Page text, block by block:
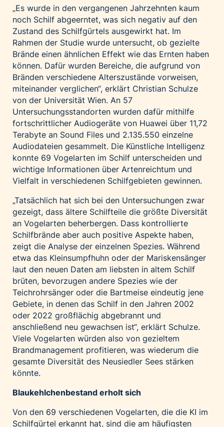
„Es wurde in den vergangenen Jahrzehnten kaum
noch Schilf abgeerntet, was sich negativ auf den
Zustand des Schilfgürtels ausgewirkt hat. Im
Rahmen der Studie wurde untersucht, ob gezielte
Brände einen ähnlichen Effekt wie das Ernten haben
können. Dafür wurden Bereiche, die aufgrund von
Bränden verschiedene Alterszustände vorweisen,
miteinander verglichen“, erklärt Christian Schulze
von der Universität Wien. An 57
Untersuchungsstandorten wurden dafür mithilfe
fortschrittlicher Audiogeräte von Huawei über 11,72
Terabyte an Sound Files und 2.135.550 einzelne
Audiodateien gesammelt. Die Künstliche Intelligenz
konnte 69 Vogelarten im Schilf unterscheiden und
wichtige Informationen über Artenreichtum und
Vielfalt in verschiedenen Schilfgebieten gewinnen.
„Tatsächlich hat sich bei den Untersuchungen zwar
gezeigt, dass ältere Schilfteile die größte Diversität
an Vogelarten beherbergen. Dass kontrollierte
Schilfbrände aber auch positive Aspekte haben,
zeigt die Analyse der einzelnen Spezies. Während
etwa das Kleinsumpfhuhn oder der Mariskensänger
laut den neuen Daten am liebsten in altem Schilf
brüten, bevorzugen andere Spezies wie der
Teichrohrsänger oder die Bartmeise eindeutig jene
Gebiete, in denen das Schilf in den Jahren 2002
oder 2022 großflächig abgebrannt und
anschließend neu gewachsen ist“, erklärt Schulze.
Viele Vogelarten würden also von gezieltem
Brandmanagement profitieren, was wiederum die
gesamte Diversität des Neusiedler Sees stärken
könnte.
Blaukehlchenbestand erholt sich
Von den 69 verschiedenen Vogelarten, die die KI im
Schilfgürtel erkannt hat, sind die am häufigsten